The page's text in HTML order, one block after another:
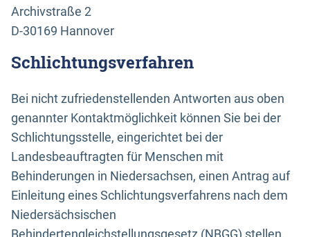
Archivstraße 2
D-30169 Hannover
Schlichtungsverfahren
Bei nicht zufriedenstellenden Antworten aus oben
genannter Kontaktmöglichkeit können Sie bei der
Schlichtungsstelle, eingerichtet bei der
Landesbeauftragten für Menschen mit
Behinderungen in Niedersachsen, einen Antrag auf
Einleitung eines Schlichtungsverfahrens nach dem
Niedersächsischen
Behindertengleichstellungsgesetz (NBGG) stellen.